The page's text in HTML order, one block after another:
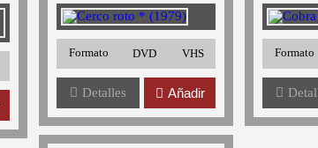
Formato DVD VHS
Detalles Añadir
Formato